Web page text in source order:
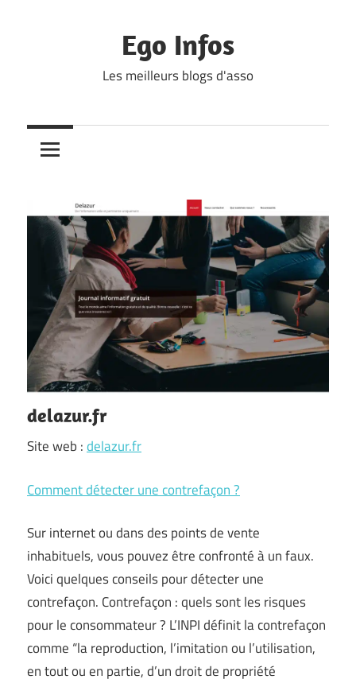
Ego Infos
Les meilleurs blogs d'asso
delazur.fr
Site web :delazur.fr
Comment détecter une contrefaçon ?
Sur internet ou dans des points de vente
inhabituels, vous pouvez être confronté à un faux.
Voici quelques conseils pour détecter une
contrefaçon. Contrefaçon : quels sont les risques
pour le consommateur ? L’INPI définit la contrefaçon
comme “la reproduction, l’imitation ou l’utilisation,
en tout ou en partie, d’un droit de propriété